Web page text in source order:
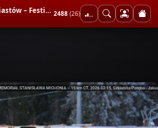
50 Bieg Piastów – Festiwal Narciarstwa Biegowego X MEMORIAŁ STANISŁAWA MICHONIA – 15 km CT 2488 (26)